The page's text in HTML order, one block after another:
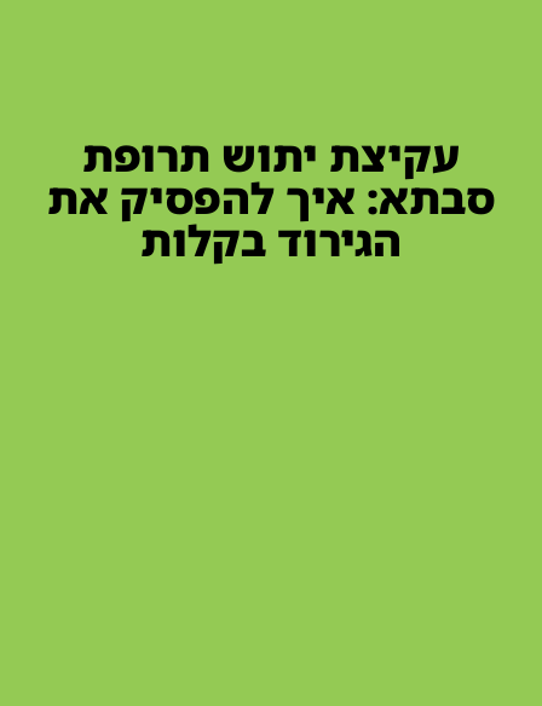
עקיצת יתוש תרופת
סבתא: איך להפסיק את
הגירוד בקלות